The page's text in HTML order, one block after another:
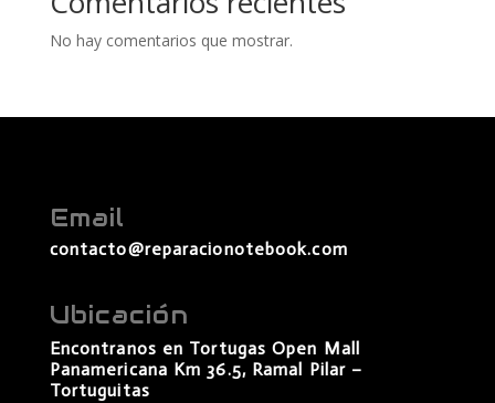
No hay comentarios que mostrar.
Email
contacto@reparacionotebook.com
Ubicación
Encontranos en Tortugas Open Mall
Panamericana Km 36.5, Ramal Pilar –
Tortuguitas